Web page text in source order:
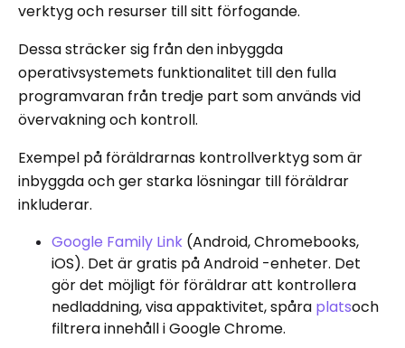
verktyg och resurser till sitt förfogande.
Dessa sträcker sig från den inbyggda
operativsystemets funktionalitet till den fulla
programvaran från tredje part som används vid
övervakning och kontroll.
Exempel på föräldrarnas kontrollverktyg som är
inbyggda och ger starka lösningar till föräldrar
inkluderar.
Google Family Link (Android, Chromebooks,
iOS). Det är gratis på Android -enheter. Det
gör det möjligt för föräldrar att kontrollera
nedladdning, visa appaktivitet, spåra platsoch
filtrera innehåll i Google Chrome.